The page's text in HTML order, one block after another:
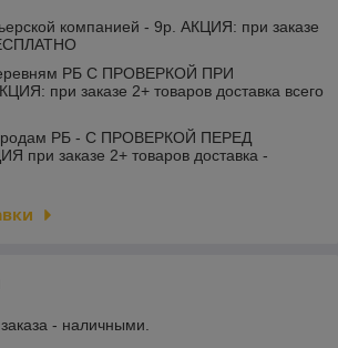
компанией - 9р. АКЦИЯ: при заказе
РБ С ПРОВЕРКОЙ ПРИ
при заказе 2+ товаров доставка всего
РБ - С ПРОВЕРКОЙ ПЕРЕД
при заказе 2+ товаров доставка -
- наличными.